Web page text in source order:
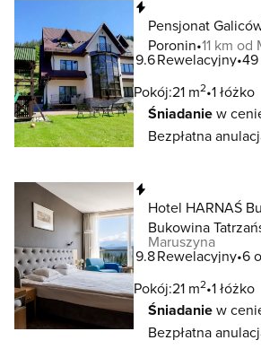
Pensjonat
Poronin 11 km od
9.6Rewelacyjny
Pokój:21 m2 1 łóżko
Śniadaniew
Bezpłatna
Hotel HARNAŚ
Bukowina
Maruszyna
9.8Rewelacyjny 6
Pokój:21 m2 1 łóżko
Śniadaniew
Bezpłatna